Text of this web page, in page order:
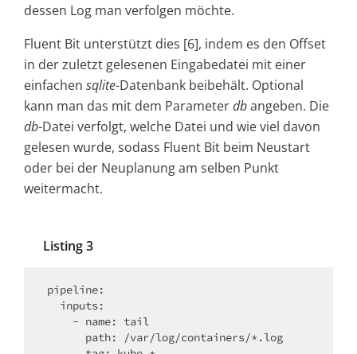
dessen Log man verfolgen möchte.
Fluent Bit unterstützt dies [6], indem es den Offset
in der zuletzt gelesenen Eingabedatei mit einer
einfachen sqlite-Datenbank beibehält. Optional
kann man das mit dem Parameterdbangeben. Die
db-Datei verfolgt, welche Datei und wie viel davon
gelesen wurde, sodass Fluent Bit beim Neustart
oder bei der Neuplanung am selben Punkt
weitermacht.
Listing 3
pipeline: